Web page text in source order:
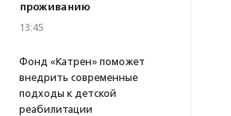
проживанию
13:45
Фонд «Катрен» поможет
внедрить современные
подходы к детской
реабилитации